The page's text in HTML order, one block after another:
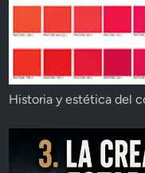
Historia y estética del